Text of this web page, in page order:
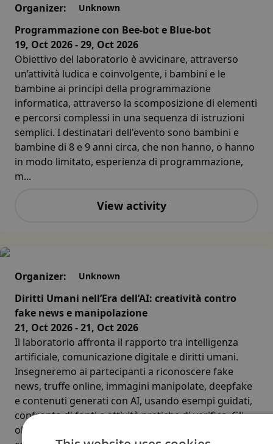
Organizer: Unknown
Programmazione con Bee-bot e Blue-bot
19, Oct 2026 - 29, Oct 2026
Obiettivo del laboratorio è avvicinare, attraverso
un’attività ludica e coinvolgente, i bambini e le
bambine ai principi della programmazione
informatica, attraverso la scomposizione di elementi
e percorsi complessi in una sequenza di istruzioni
semplici. I destinatari dell'evento sono bambini e
bambine di 8 e 9 anni circa, che non hanno, o hanno
in modo limitato, esperienza di programmazione,
m...
View activity
Organizer: Unknown
Diritti Umani nell’Era dell’AI: creatività contro
fake news e manipolazione
21, Oct 2026 - 21, Oct 2026
Il laboratorio affronta il rapporto tra intelligenza
artificiale, comunicazione digitale e diritti umani.
Insegneremo ai partecipanti a riconoscere fake
news, truffe online, immagini manipolate, deepfake
e contenuti generati con AI, usando esempi guidati,
confronto di fonti e attività pratiche di verifica. Gli
obiettivi sono sviluppare pensiero critico,